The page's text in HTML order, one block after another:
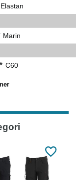
Elastan
Marin
C60